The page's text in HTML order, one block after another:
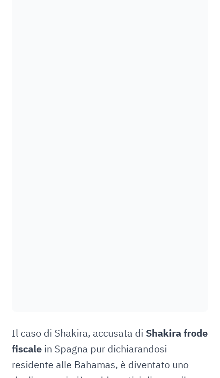
Il caso di Shakira, accusata di Shakira frode
fiscale in Spagna pur dichiarandosi
residente alle Bahamas, è diventato uno